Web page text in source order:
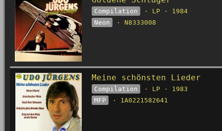
Compilation
· LP · 1984
Neon
· N8333008
Meine schönsten Lieder
Compilation
· LP · 1983
MFP
· 1A0221582641